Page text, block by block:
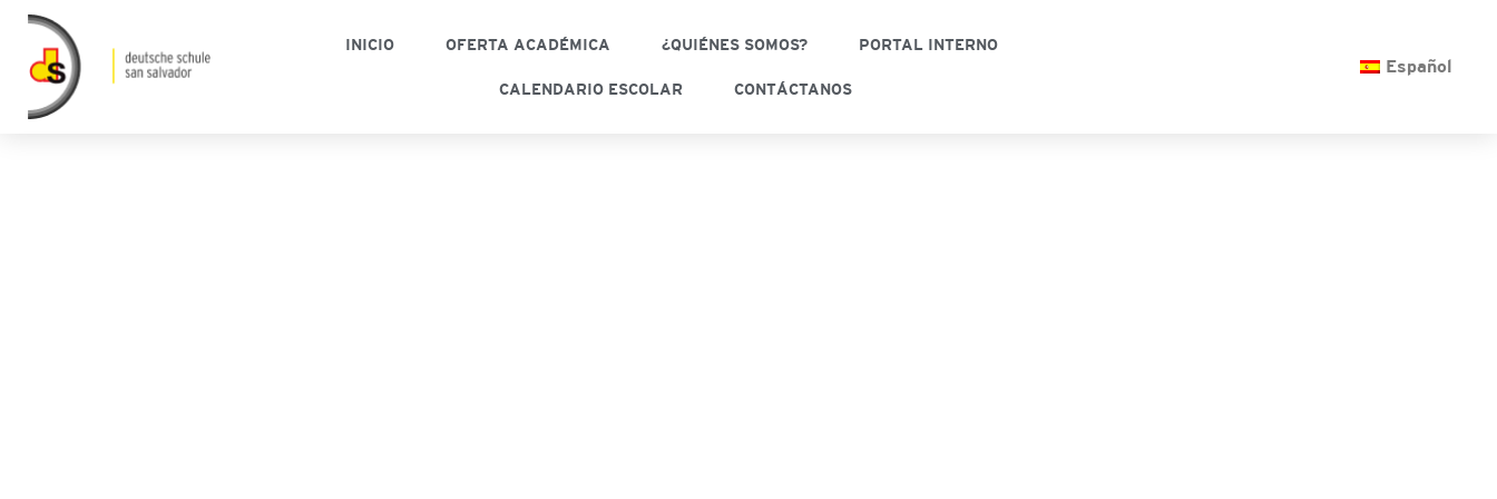
INICIO OFERTA ACADÉMICA ¿QUIÉNES SOMOS? PORTAL INTERNO
CALENDARIO ESCOLAR CONTÁCTANOS
Español